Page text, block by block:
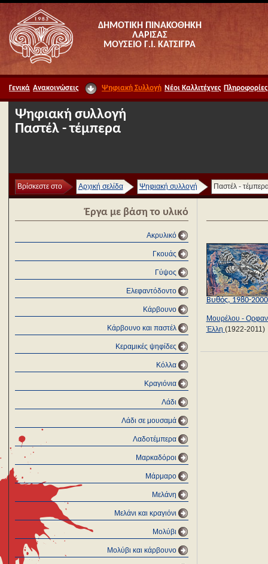
ΔΗΜΟΤΙΚΗ ΠΙΝΑΚΟΘΗΚΗ
ΛΑΡΙΣΑΣ
ΜΟΥΣΕΙΟ Γ.Ι. ΚΑΤΣΙΓΡΑ
Γενικά Ανακοινώσεις Ψηφιακή Συλλογή Νέοι Καλλιτέχνες Πληροφορίες
Ψηφιακή συλλογή
Παστέλ - τέμπερα
Βρίσκεστε στο Αρχική σελίδα Ψηφιακή συλλογή Παστέλ -
Έργα με βάση το υλικό
Ακρυλικό
Γκουάς
Γύψος
Ελεφαντόδοντο
Κάρβουνο
Κάρβουνο και παστέλ
Κεραμικές ψηφίδες
Κόλλα
Κραγιόνια
Λάδι
Λάδι σε μουσαμά
Λαδοτέμπερα
Μαρκαδόροι
Μάρμαρο
Μελάνη
Μελάνι και κραγιόνι
Μολύβι
Μολύβι και κάρβουνο
Βυθός, 1980-2000
Μουρέλου -
Έλλη (1922-2011)